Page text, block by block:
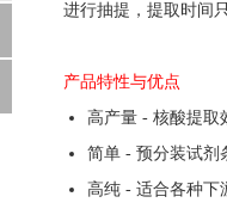
进行抽提，提取时间
产品特性与优点
高产量 - 核酸提取
简单 - 预分装试剂
高纯 - 适合各种下